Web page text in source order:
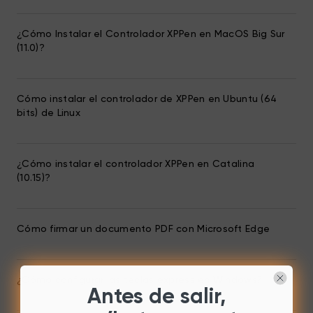
¿Cómo Instalar el Controlador XPPen en MacOS Big Sur
(11.0)?
Cómo instalar el controlador de XPPen en Ubuntu (64
bits) de Linux
¿Cómo instalar el controlador XPPen en Catalina
(10.15)?
Cómo firmar un documento PDF con Microsoft Edge
¿Cómo configurar las teclas express en Windows?
Antes de salir,